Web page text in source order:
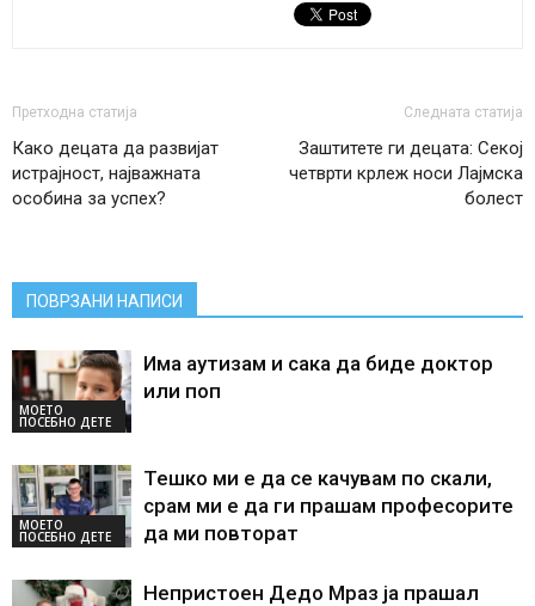
Претходна статија
Како децата да развијат
истрајност, најважната
особина за успех?
Следната статија
Заштитете ги децата: Секој
четврти крлеж носи Лајмска
болест
ПОВРЗАНИ НАПИСИ
МОЕТО
ПОСЕБНО ДЕТЕ
Има аутизам и сака да биде доктор
или поп
МОЕТО
ПОСЕБНО ДЕТЕ
Тешко ми е да се качувам по скали,
срам ми е да ги прашам професорите
да ми повторат
Непристоен Дедо Мраз ја прашал